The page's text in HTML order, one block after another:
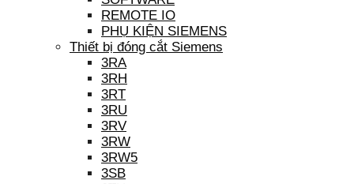
REMOTE IO
PHỤ KIỆN SIEMENS
Thiết bị đóng cắt Siemens
3RA
3RH
3RT
3RU
3RV
3RW
3RW5
3SB